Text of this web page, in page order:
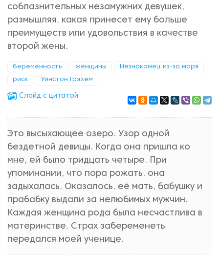
соблазнительных незамужних девушек,
размышляя, какая принесет ему больше
преимуществ или удовольствия в качестве
второй жены.
беременность женщины Незнакомец из-за моря
риск Уинстон Грэхем
Cлайд с цитатой
Это высыхающее озеро. Узор одной
бездетной девицы. Когда она пришла ко
мне, ей было тридцать четыре. При
упоминании, что пора рожать, она
задыхалась. Оказалось, её мать, бабушку и
прабабку выдали за нелюбимых мужчин.
Каждая женщина рода была несчастлива в
материнстве. Страх забеременеть
передался моей ученице.